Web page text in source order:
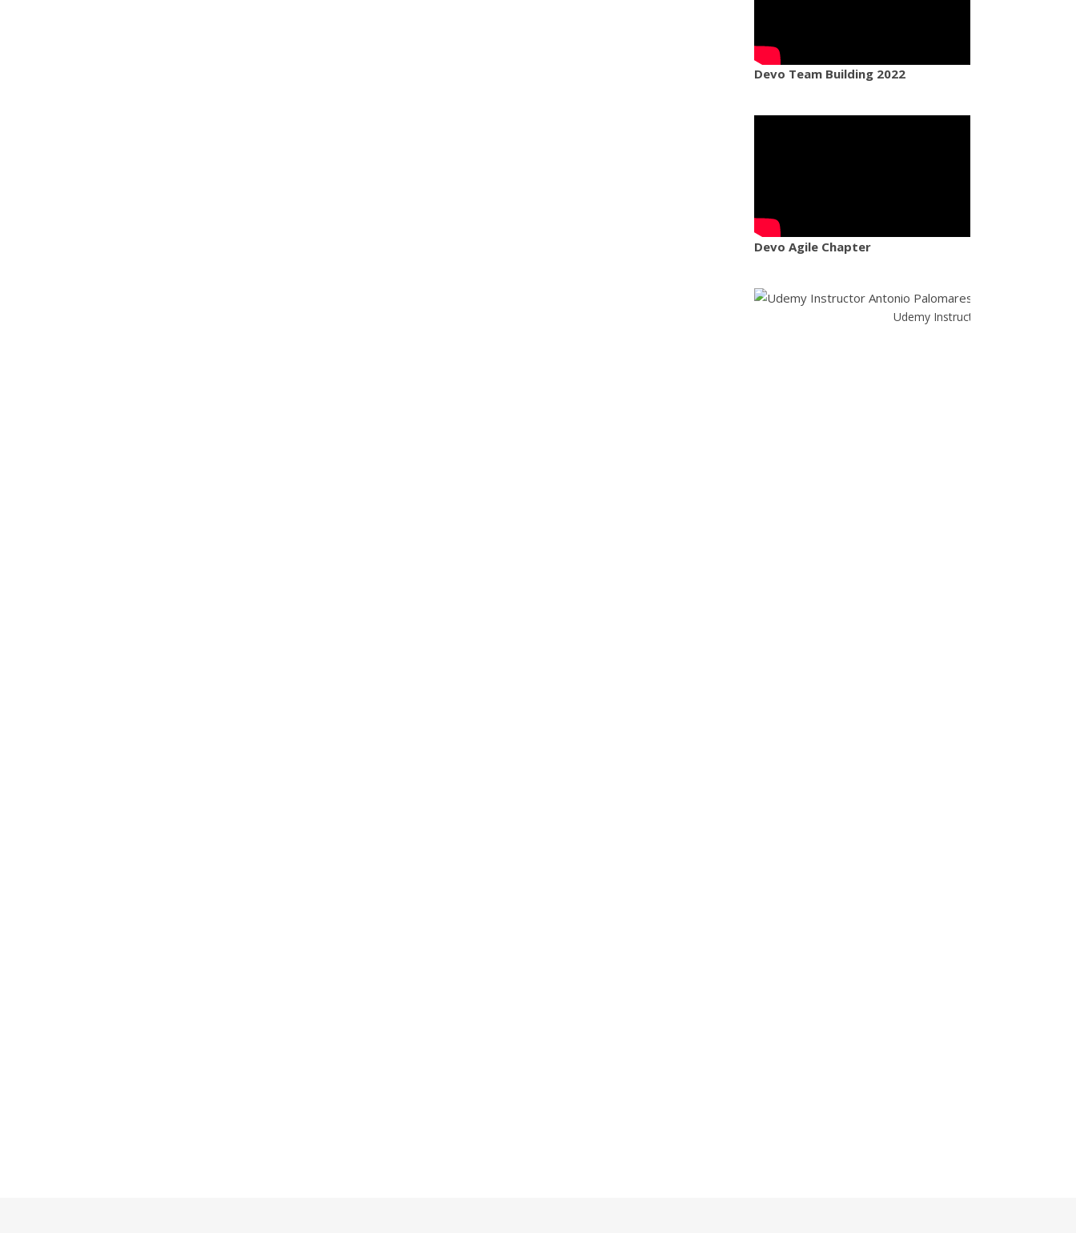
Devo Team Building 2022
Devo Agile Chapter
Udemy Instructor